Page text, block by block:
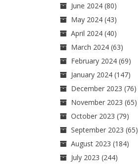
June 2024(80)
May 2024(43)
April 2024(40)
March 2024(63)
February 2024(69)
January 2024(147)
December 2023 (76)
November 2023 (65)
October 2023 (79)
September 2023 (65)
August 2023 (184)
July 2023 (244)